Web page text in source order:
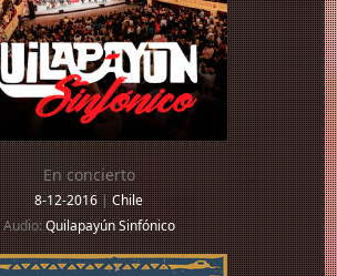
En concierto
8-12-2016|Chile
Audio:Quilapayún Sinfónico